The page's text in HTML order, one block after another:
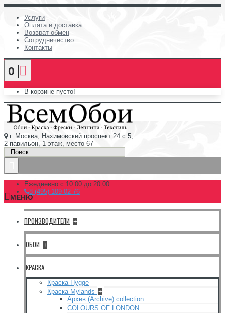
Услуги
Оплата и доставка
Возврат-обмен
Сотрудничество
Контакты
0
В корзине пусто!
г. Москва, Нахимовский проспект 24 с 5,
2 павильон, 1 этаж, место 67
Ежедневно с 10:00 до 20:00
8 (495) 109-02-76
МЕНЮ
ПРОИЗВОДИТЕЛИ +
ОБОИ +
КРАСКА
Краска Hygge
Краска Mylands +
Архив (Archive) collection
COLOURS OF LONDON